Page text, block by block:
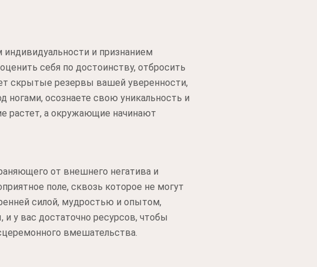
индивидуальности и признанием
себя по достоинству, отбросить
скрытые резервы вашей уверенности,
осознаете свою уникальность и
растет, а окружающие начинают
от внешнего негатива и
поле, сквозь которое не могут
силой, мудростью и опытом,
у вас достаточно ресурсов, чтобы
вмешательства.